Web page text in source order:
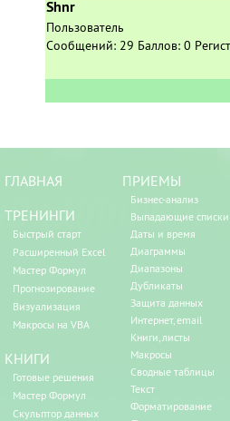
Shnr
Пользователь
Сообщений: 29 Баллов: 0
ГЛАВНАЯ
ТРЕНИНГИ
Быстрый старт
Расширенный Excel
Мастер Формул
Прогнозирование
Визуализация
Макросы на VBA
КНИГИ
Готовые решения
Мастер Формул
Скульптор данных
ПРИЕМЫ
Бизнес-анализ
Выпадающие списки
Даты и время
Диаграммы
Диапазоны
Дубликаты
Защита данных
Интернет, email
Книги, листы
Макросы
Сводные таблицы
Текст
Форматирование